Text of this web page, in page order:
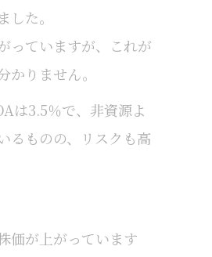
た。
っていますが、これが
かりません。
は3.5％で、非資源よ
るものの、リスクも高
価が上がっています